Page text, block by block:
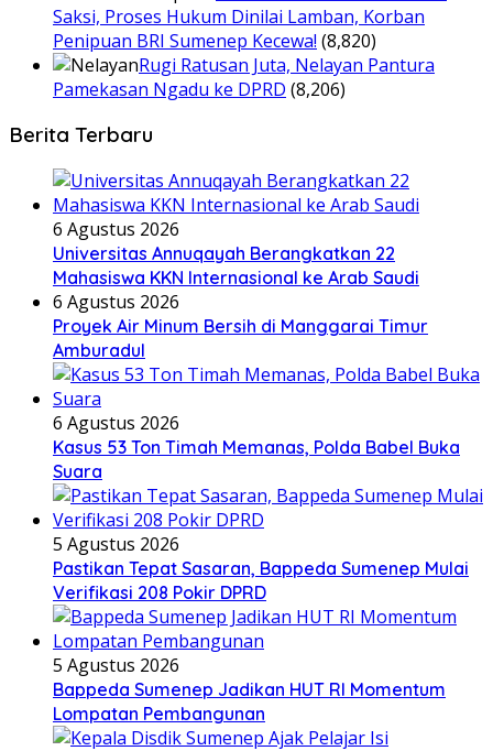
Saksi, Proses Hukum Dinilai Lamban, Korban
Penipuan BRI Sumenep Kecewa! (8,820)
Rugi Ratusan Juta, Nelayan Pantura
Pamekasan Ngadu ke DPRD (8,206)
Berita Terbaru
6 Agustus 2026
Universitas Annuqayah Berangkatkan 22
Mahasiswa KKN Internasional ke Arab Saudi
6 Agustus 2026
Proyek Air Minum Bersih di Manggarai Timur
Amburadul
6 Agustus 2026
Kasus 53 Ton Timah Memanas, Polda Babel Buka
Suara
5 Agustus 2026
Pastikan Tepat Sasaran, Bappeda Sumenep Mulai
Verifikasi 208 Pokir DPRD
5 Agustus 2026
Bappeda Sumenep Jadikan HUT RI Momentum
Lompatan Pembangunan